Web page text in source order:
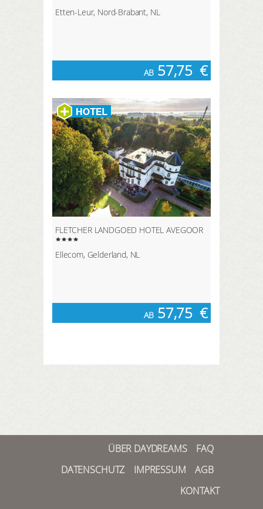
Etten-Leur, Nord-Brabant, NL
AB 57,75 €
FLETCHER LANDGOED HOTEL AVEGOOR
Ellecom, Gelderland, NL
AB 57,75 €
ÜBER DAYDREAMS
FAQ
DATENSCHUTZ
IMPRESSUM
AGB
KONTAKT